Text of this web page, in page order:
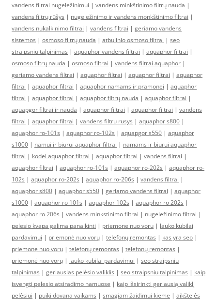
vandens filtrai nugeležinimui | vandens minkštinimo filtrų nauda |
vandens filtrų rūšys | nugeležinimo ir vandens monkštinimo filtrai |
vandens nukalkinimo filtrai | vandens filtrai | geriamo vandens
sistemos | osmoso filtrų nauda | atbulinio osmoso filtrai | seo
straipsniu talpinimas | aquaphor vandens filtrai | aquaphor filtrai |
osmoso filtrų nauda | osmoso filtrai | vandens filtrai aquaphor |
geriamo vandens filtrai | aquaphor filtrai | aquaphor filtrai | aquaphor
filtrai | aquaphor filtrai | aquaphor namams ir pramonei | aquaphor
filtrai | aquaphor filtrai | aquaphor filtrų nauda | aquaphor filtrai |
aquapgor filtrai ir nauda | aquaphor filtrai | aquaphor filtrai | vandens
filtrai | aquaphor filtrai | vandens filtru rusys | aquaphor s800 |
aquaphor ro-101s | aquaphor ro-102s | aquapgor s550 | aquaphor
s1000 | namui ir biurui aquaphor filtrai | namams ir biurui aquaphor
filtrai | kodel aquaphor filtrai | aquaphor filtrai | vandens filtrai |
aquaphor filtrai | aquaphor ro-101s | aquaphor ro-202s | aquaphor ro-
102s | aquaphor ro-202s | aquaphor ro-206s | vandens filtrai |
aquaphor s800 | aquaphor s550 | geriamo vandens filtrai | aquaphor
s1000 | aquaphor ro 101s | aquaphor 102s | aquaphor ro 202s |
aquaphor ro 206s | vandens minkstinimo filtrai | nugeležinimo filtrai |
pelesio kvapa galima panaikinti | priemone nuo voru | lauko kubilai
pardavimui | priemonė nuo vorų | telefonų remontas | kas yra seo |
priemone nuo voru | telefonų remontas | telefonų remontas |
priemonė nuo vorų | lauko kubilai pardavimui | seo straipsniu
talpinimas | geriausias pelėsio valiklis | seo straipsniu talpinimas | kaip
isvengti pelesio atsiradimo namuose | kaip išsirinkti geriausią valiklį
pelėsiui | puiki dovana vaikams | smagiam žaidimui kieme | aikštelės